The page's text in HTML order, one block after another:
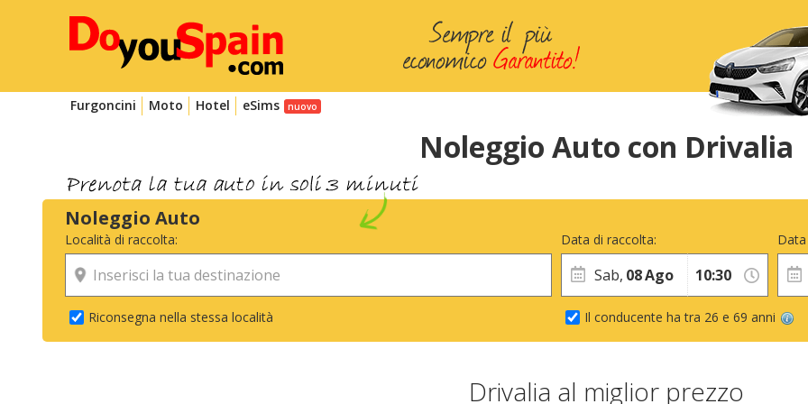
Furgoncini Moto Hotel eSims
Noleggio Auto con Drivalia
Noleggio Auto
Località di raccolta:
Riconsegna nella stessa località
Data di raccolta:
Sab, 08Ago
Il conducente ha tra 26 e 69 anni
Drivalia al miglior prezzo